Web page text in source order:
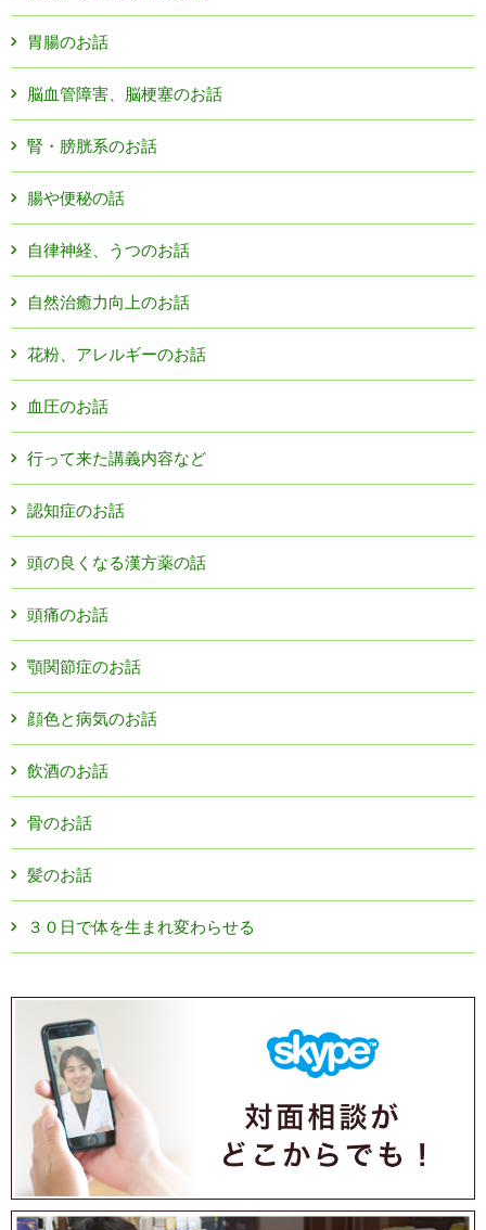
胃腸のお話
脳血管障害、脳梗塞のお話
腎・膀胱系のお話
腸や便秘の話
自律神経、うつのお話
自然治癒力向上のお話
花粉、アレルギーのお話
血圧のお話
行って来た講義内容など
認知症のお話
頭の良くなる漢方薬の話
頭痛のお話
顎関節症のお話
顔色と病気のお話
飲酒のお話
骨のお話
髪のお話
３０日で体を生まれ変わらせる